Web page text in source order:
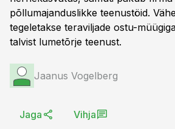
põllumajanduslikke teenustöid.
tegeletakse teraviljade ostu-
talvist lumetõrje teenust.
Jaanus Vogelberg
Jaga Vihja